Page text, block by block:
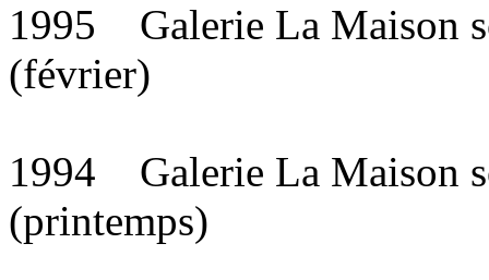
1995 Galerie La Maison
(février)
1994 Galerie La Maison
(printemps)